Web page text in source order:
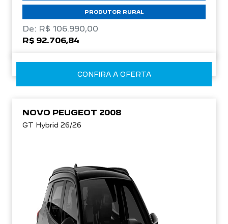
PRODUTOR RURAL
De: R$ 106.990,00
R$ 92.706,84
CONFIRA A OFERTA
NOVO PEUGEOT 2008
GT Hybrid 26/26